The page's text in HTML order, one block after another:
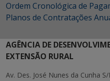
Ordem Cronológica de
Planos de Contratações
AGÊNCIA DE
EXTENSÃO RURAL
Av. Des. José Nunes da Cunha